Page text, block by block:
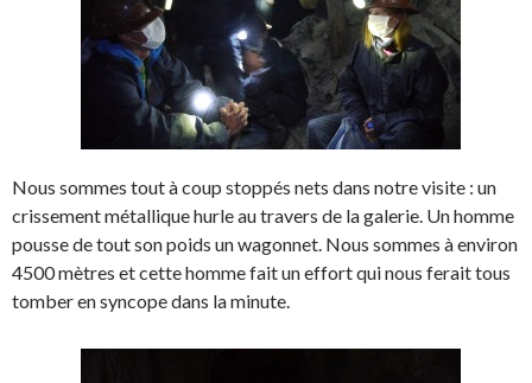
Nous sommes tout à coup stoppés nets dans notre visite : un
crissement métallique hurle au travers de la galerie. Un homme
pousse de tout son poids un wagonnet. Nous sommes à environ
4500 mètres et cette homme fait un effort qui nous ferait tous
tomber en syncope dans la minute.